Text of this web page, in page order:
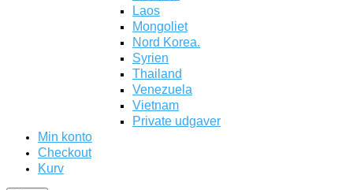
Laos
Mongoliet
Nord Korea.
Syrien
Thailand
Venezuela
Vietnam
Private udgaver
Min konto
Checkout
Kurv